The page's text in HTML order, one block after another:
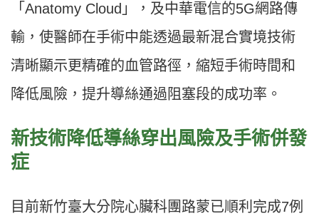
「Anatomy Cloud」，及中華電信的5G網路傳
輸，使醫師在手術中能透過最新混合實境技術
清晰顯示更精確的血管路徑，縮短手術時間和
降低風險，提升導絲通過阻塞段的成功率。
新技術降低導絲穿出風險及手術併發
症
目前新竹臺大分院心臟科團路蒙已順利完成7例